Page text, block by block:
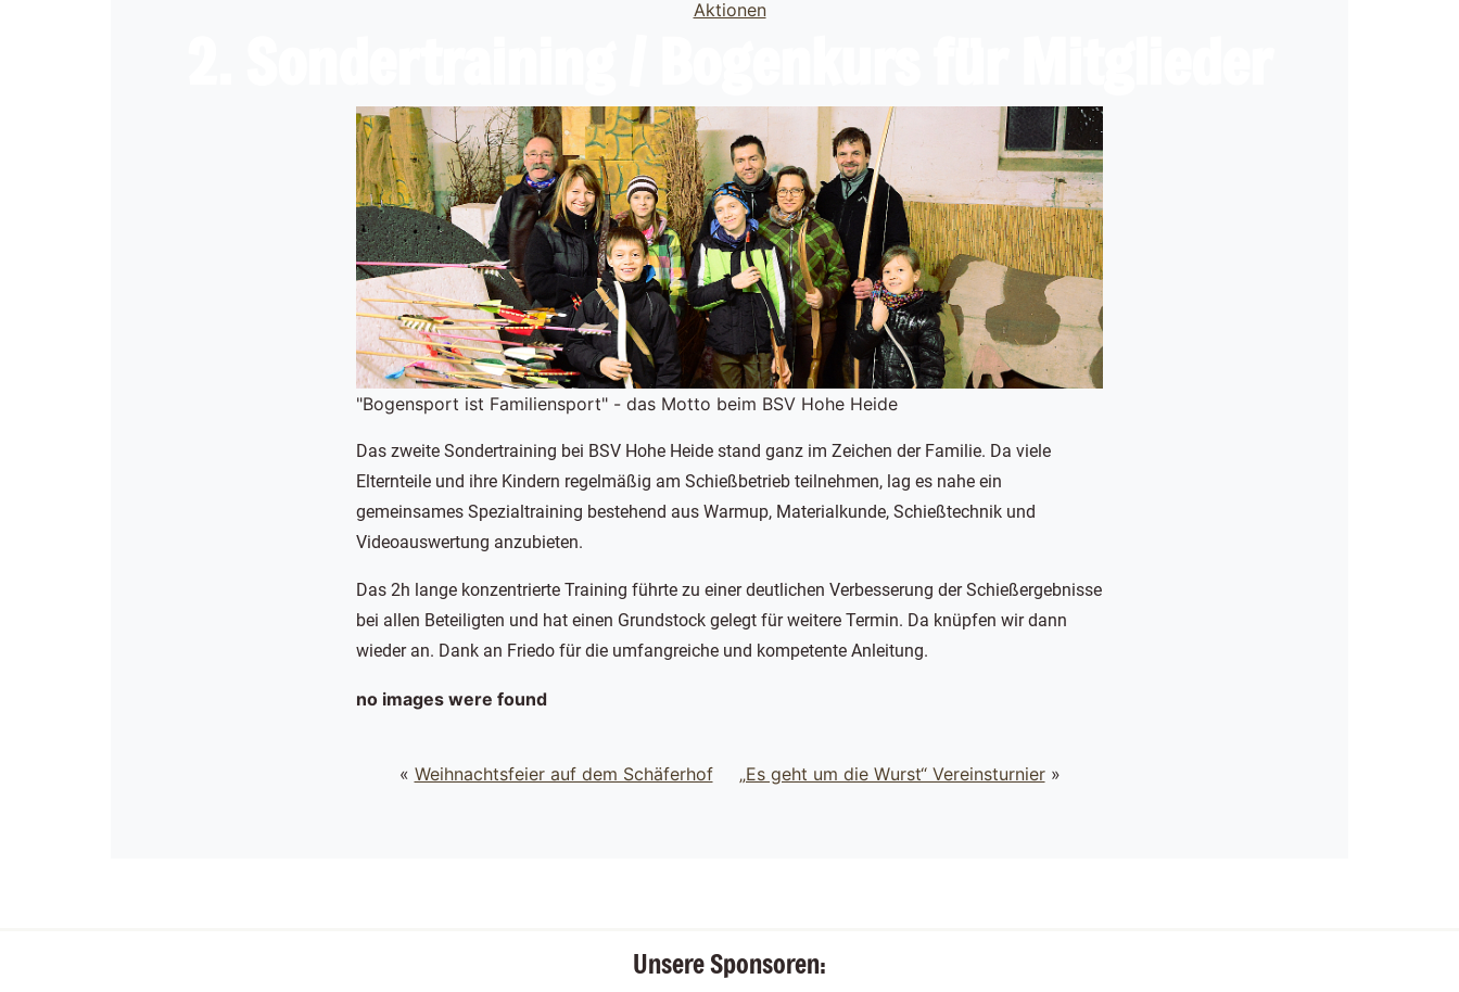
Categories
Aktionen
"Bogensport ist Familiensport" - das Motto beim BSV Hohe Heide
Das zweite Sondertraining bei BSV Hohe Heide stand ganz im Zeichen der Familie. Da viele
Elternteile und ihre Kindern regelmäßig am Schießbetrieb teilnehmen, lag es nahe ein
gemeinsames Spezialtraining bestehend aus Warmup, Materialkunde, Schießtechnik und
Videoauswertung anzubieten.
Das 2h lange konzentrierte Training führte zu einer deutlichen Verbesserung der Schießergebnisse
bei allen Beteiligten und hat einen Grundstock gelegt für weitere Termin. Da knüpfen wir dann
wieder an. Dank an Friedo für die umfangreiche und kompetente Anleitung.
no images were found
« Weihnachtsfeier auf dem Schäferhof „Es geht um die Wurst“ Vereinsturnier»
Unsere Sponsoren: